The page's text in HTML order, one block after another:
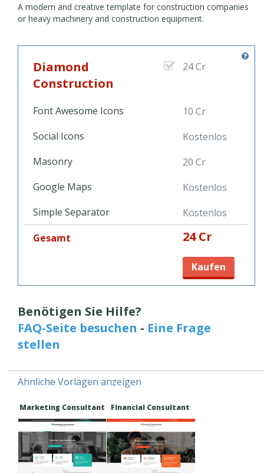
A modern and creative template for construction companies
or heavy machinery and construction equipment.
Diamond
Construction
24 Cr
Font Awesome Icons
10 Cr
Social Icons
Kostenlos
Masonry
20 Cr
Google Maps
Kostenlos
Simple Separator
Kostenlos
Gesamt
24 Cr
Kaufen
Benötigen Sie Hilfe?
FAQ-Seite besuchen - Eine Frage
stellen
Ähnliche Vorlagen anzeigen
Marketing Consultant Financial Consultant